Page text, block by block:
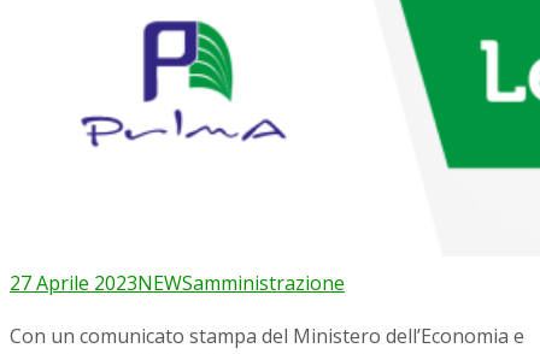
27 Aprile 2023NEWSamministrazione
Con un comunicato stampa del Ministero dell’Economia e